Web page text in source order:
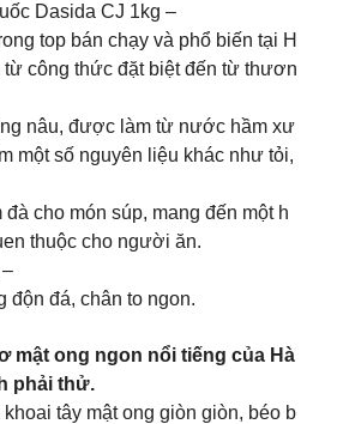
Dasida CJ 1kg –
top bán chạy và phổ biến tại H
công thức đặt biệt đến từ thươn
nâu, được làm từ nước hầm xư
một số nguyên liệu khác như tỏi,
cho món súp, mang đến một h
thuộc cho người ăn.
độn đá, chân to ngon.
mật ong ngon nổi tiếng của Hà
phải thử.
tây mật ong giòn giòn, béo b